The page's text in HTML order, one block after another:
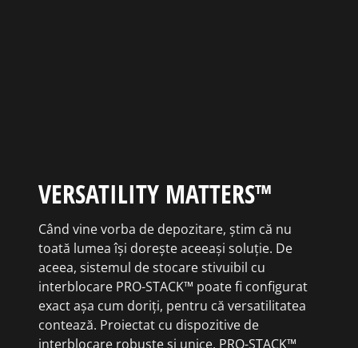
VERSATILITY MATTERS™
Când vine vorba de depozitare, știm că nu
toată lumea își dorește aceeași soluție. De
aceea, sistemul de stocare stivuibil cu
interblocare PRO-STACK™ poate fi configurat
exact așa cum doriți, pentru că versatilitatea
contează. Proiectat cu dispozitive de
interblocare robuste și unice, PRO-STACK™